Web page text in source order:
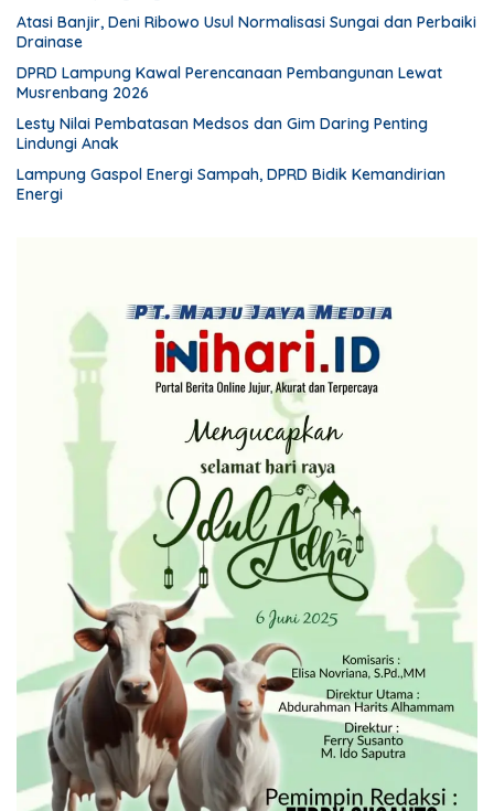
Atasi Banjir, Deni Ribowo Usul Normalisasi Sungai dan Perbaiki
Drainase
DPRD Lampung Kawal Perencanaan Pembangunan Lewat
Musrenbang 2026
Lesty Nilai Pembatasan Medsos dan Gim Daring Penting
Lindungi Anak
Lampung Gaspol Energi Sampah, DPRD Bidik Kemandirian
Energi